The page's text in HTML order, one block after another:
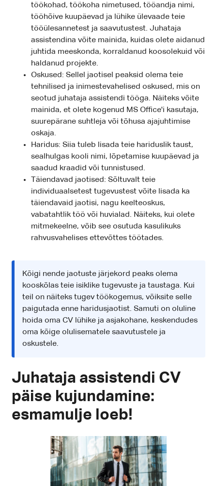
töökohad, töökoha nimetused, tööandja nimi,
tööhõive kuupäevad ja lühike ülevaade teie
tööülesannetest ja saavutustest. Juhataja
assistendina võite mainida, kuidas olete aidanud
juhtida meeskonda, korraldanud koosolekuid või
haldanud projekte.
Oskused: Sellel jaotisel peaksid olema teie
tehnilised ja inimestevahelised oskused, mis on
seotud juhataja assistendi tööga. Näiteks võite
mainida, et olete kogenud MS Office'i kasutaja,
suurepärane suhtleja või tõhusa ajajuhtimise
oskaja.
Haridus: Siia tuleb lisada teie hariduslik taust,
sealhulgas kooli nimi, lõpetamise kuupäevad ja
saadud kraadid või tunnistused.
Täiendavad jaotised: Sõltuvalt teie
individuaalsetest tugevustest võite lisada ka
täiendavaid jaotisi, nagu keelteoskus,
vabatahtlik töö või huvialad. Näiteks, kui olete
mitmekeelne, võib see osutuda kasulikuks
rahvusvahelises ettevõttes töötades.
Kõigi nende jaotuste järjekord peaks olema
kooskõlas teie isiklike tugevuste ja taustaga. Kui
teil on näiteks tugev töökogemus, võiksite selle
paigutada enne haridusjaotist. Samuti on oluline
hoida oma CV lühike ja asjakohane, keskendudes
oma kõige olulisematele saavutustele ja
oskustele.
Juhataja assistendi CV
päise kujundamine:
esmamulje loeb!